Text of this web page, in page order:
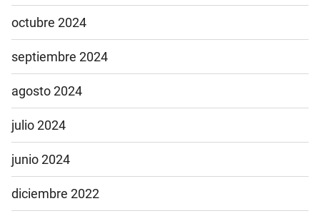
octubre 2024
septiembre 2024
agosto 2024
julio 2024
junio 2024
diciembre 2022